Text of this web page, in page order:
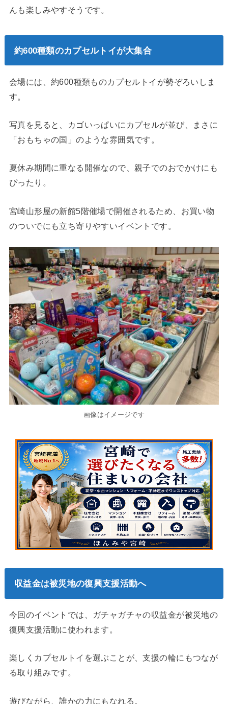
んも楽しみやすそうです。
約600種類のカプセルトイが大集合
会場には、約600種類ものカプセルトイが勢ぞろいしま
す。
写真を見ると、カゴいっぱいにカプセルが並び、まさに
「おもちゃの国」のような雰囲気です。
夏休み期間に重なる開催なので、親子でのおでかけにも
ぴったり。
宮崎山形屋の新館5階催場で開催されるため、お買い物
のついでにも立ち寄りやすいイベントです。
画像はイメージです
収益金は被災地の復興支援活動へ
今回のイベントでは、ガチャガチャの収益金が被災地の
復興支援活動に使われます。
楽しくカプセルトイを選ぶことが、支援の輪にもつなが
る取り組みです。
遊びながら、誰かの力にもなれる。